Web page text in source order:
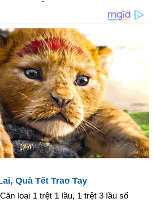
Quà Tết Trao Tay
Căn loại 1 trệt 1 lầu, 1 trệt 3 lầu số